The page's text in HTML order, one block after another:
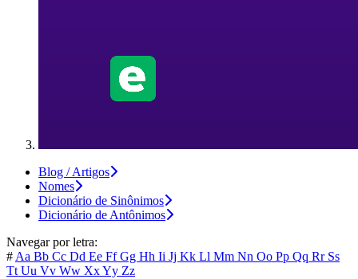
Blog / Artigos
Nomes
Dicionário de Sinônimos
Dicionário de Antônimos
Navegar por letra:
# Aa Bb Cc Dd Ee FfGg Hh Ii Jj Kk Ll Mm Nn Oo Pp Qq Rr Ss
Tt Uu Vv Ww XxYy Zz